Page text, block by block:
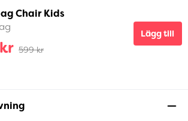
Chair Kids
599 kr
Lägg till